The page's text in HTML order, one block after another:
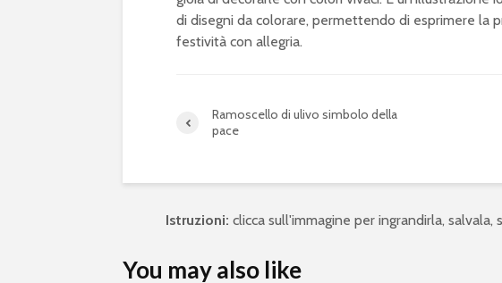
di disegni da colorare, permettendo di esprimere la
festività con allegria.
Ramoscello di ulivo simbolo della
pace
Istruzioni: clicca sull'immagine per ingrandirla,
You may also like